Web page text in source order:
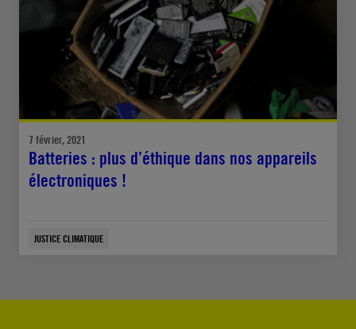
7 février, 2021
Batteries : plus d’éthique dans nos appareils
électroniques !
JUSTICE CLIMATIQUE